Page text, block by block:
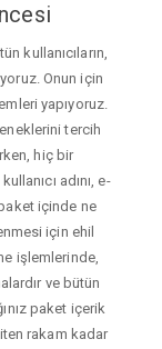
kullanıcıların,
Onun için
yapıyoruz.
tercih
hiç bir
adını, e-
içinde ne
için ehil
işlemlerinde,
ve bütün
paket içerik
rakam kadar